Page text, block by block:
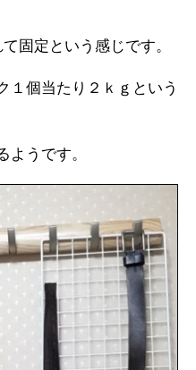
固定という感じです。
１個当たり２ｋｇという
ようです。